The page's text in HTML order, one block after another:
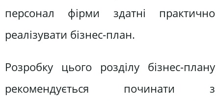
персонал фірми здатні практично
реалізувати бізнес-план.
Розробку цього розділу бізнес-плану
рекомендується починати з